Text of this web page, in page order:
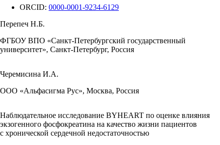
ORCID: 0000-0001-9234-6129
Перепеч Н.Б.
ФГБОУ ВПО «Санкт-Петербургский государственный
университет», Санкт-Петербург, Россия
Черемисина И.А.
ООО «Альфасигма Рус», Москва, Россия
Наблюдательное исследование BYHEART по оценке влияния
экзогенного фосфокреатина на качество жизни пациентов
с хронической сердечной недостаточностью